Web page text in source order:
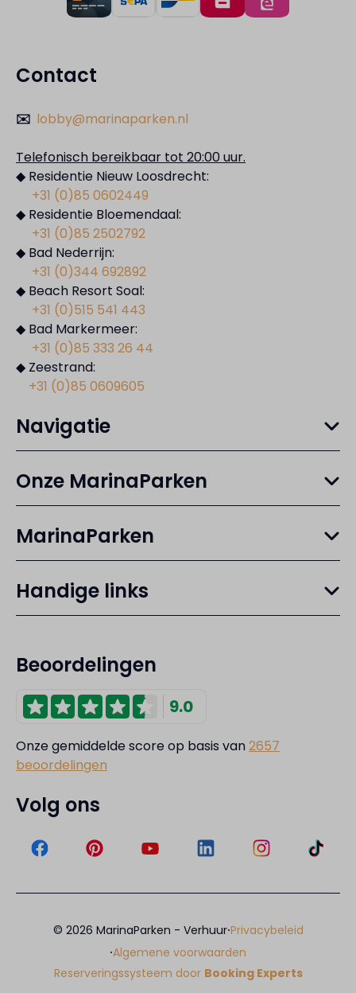
Contact
✉️ lobby@marinaparken.nl
Telefonisch bereikbaar tot 20:00 uur.
◆ Residentie Nieuw Loosdrecht:
+31 (0)85 0602449
◆ Residentie Bloemendaal:
+31 (0)85 2502792
◆ Bad Nederrijn:
+31 (0)344 692892
◆ Beach Resort Soal:
+31 (0)515 541 443
◆ Bad Markermeer:
+31 (0)85 333 26 44
◆ Zeestrand:
+31 (0)85 0609605
Navigatie
Onze MarinaParken
MarinaParken
Handige links
Beoordelingen
9.0
Onze gemiddelde score op basis van2657
beoordelingen
Volg ons
© 2026 MarinaParken - Verhuur·Privacybeleid
·Algemene voorwaarden
Reserveringssysteem door Booking Experts